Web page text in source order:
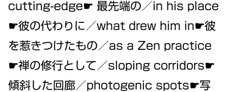
cutting-edge☛ 最先端の／in his place
☛彼の代わりに／what drew him in☛彼
を惹きつけたもの／as a Zen practice
☛禅の修行として／sloping corridors☛
傾斜した回廊／photogenic spots☛写